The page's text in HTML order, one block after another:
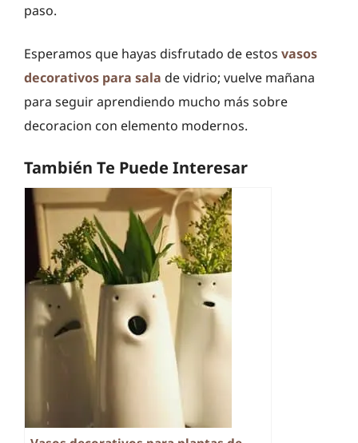
paso.
Esperamos que hayas disfrutado de estos vasos
decorativos para sala de vidrio; vuelve mañana
para seguir aprendiendo mucho más sobre
decoracion con elemento modernos.
También Te Puede Interesar